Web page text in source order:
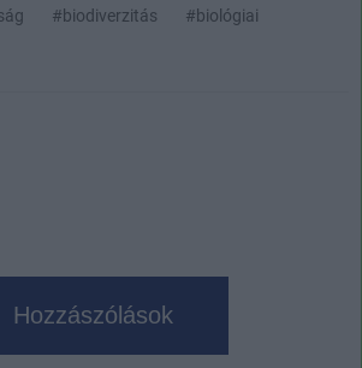
#biodiverzitás
#biológiai
Hozzászólások